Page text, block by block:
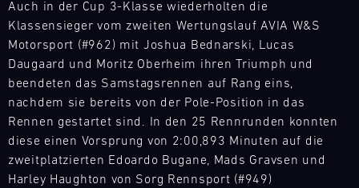
zu
einem
echten
Höhepunkt
der
IMSA-
Saison.
um
überall
auf
Welt
die
Bedürfnisse
unserer
Kunden
Bild
unseren
Ersatzteil-
LKWs
haben
wir
eine
mobile
Infrastruktur
-
01.08.
Track
Nürburgring
Langstreckenserie
(NLS)
Auch in der Cup 3-Klasse wiederholten die
Klassensieger vom zweiten Wertungslauf AVIA W&S
Motorsport (#962) mit Joshua Bednarski, Lucas
Daugaard und Moritz Oberheim ihren Triumph und
beendeten das Samstagsrennen auf Rang eins,
nachdem sie bereits von der Pole-Position in das
Rennen gestartet sind. In den 25 Rennrunden konnten
diese einen Vorsprung von 2:00,893 Minuten auf die
zweitplatzierten Edoardo Bugane, Mads Gravsen und
Harley Haughton von Sorg Rennsport (#949)